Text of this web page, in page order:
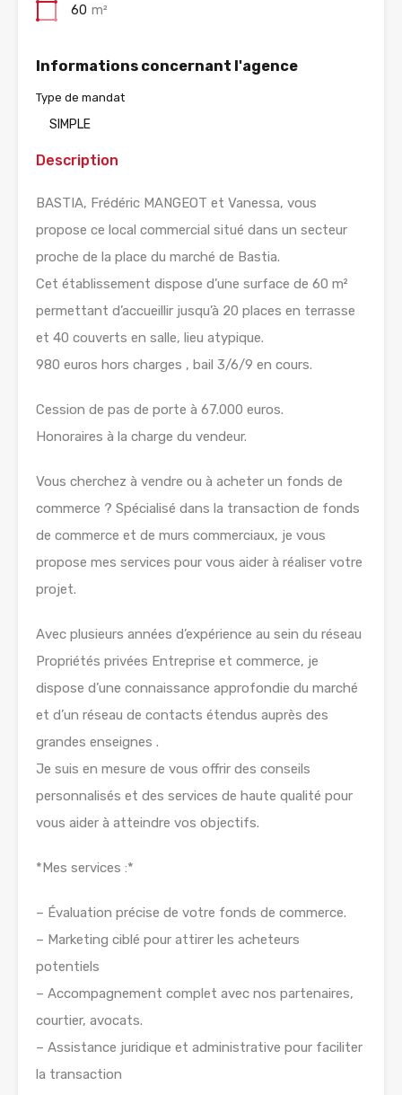
60 m²
Informations concernant l'agence
Type de mandat
SIMPLE
Description
BASTIA, Frédéric MANGEOT et Vanessa, vous
propose ce local commercial situé dans un secteur
proche de la place du marché de Bastia.
Cet établissement dispose d’une surface de 60 m²
permettant d’accueillir jusqu’à 20 places en terrasse
et 40 couverts en salle, lieu atypique.
980 euros hors charges , bail 3/6/9 en cours.
Cession de pas de porte à 67.000 euros.
Honoraires à la charge du vendeur.
Vous cherchez à vendre ou à acheter un fonds de
commerce ? Spécialisé dans la transaction de fonds
de commerce et de murs commerciaux, je vous
propose mes services pour vous aider à réaliser votre
projet.
Avec plusieurs années d’expérience au sein du réseau
Propriétés privées Entreprise et commerce, je
dispose d’une connaissance approfondie du marché
et d’un réseau de contacts étendus auprès des
grandes enseignes .
Je suis en mesure de vous offrir des conseils
personnalisés et des services de haute qualité pour
vous aider à atteindre vos objectifs.
*Mes services :*
– Évaluation précise de votre fonds de commerce.
– Marketing ciblé pour attirer les acheteurs
potentiels
– Accompagnement complet avec nos partenaires,
courtier, avocats.
– Assistance juridique et administrative pour faciliter
la transaction